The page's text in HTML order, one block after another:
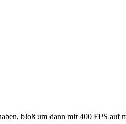
bloß um dann mit 400 FPS auf